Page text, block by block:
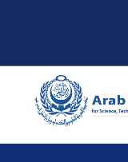
Admission